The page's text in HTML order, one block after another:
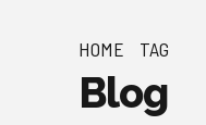
HOME TAG
Blog